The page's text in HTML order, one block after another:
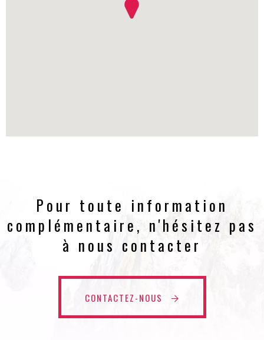
Pour toute information
complémentaire, n'hésitez pas
à nous contacter
CONTACTEZ-NOUS